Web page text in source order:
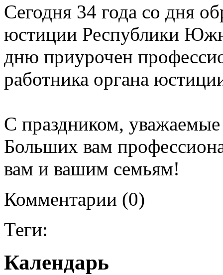
Сегодня 34 года со дня
юстиции Республики
дню приурочен
работника органа
С праздником, уважаемые
Больших вам
вам и вашим семьям!
Комментарии (0)
Теги:
Календарь